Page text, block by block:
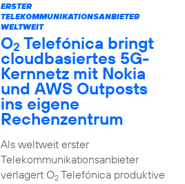
ERSTER
TELEKOMMUNIKATIONSANBIETER
WELTWEIT
O2 Telefónica bringt
cloudbasiertes 5G-
Kernnetz mit Nokia
und AWS Outposts
ins eigene
Rechenzentrum
Als weltweit erster
Telekommunikationsanbieter
verlagert O2Telefónica produktive